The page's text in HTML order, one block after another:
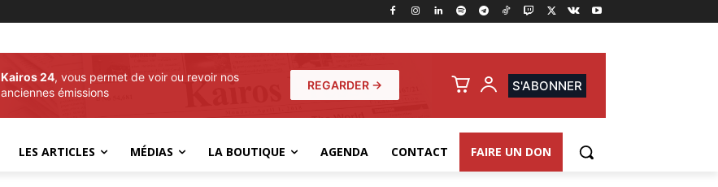
Kairos 24, vous permet de voir ou revoir nos
anciennes émissions
REGARDER → S'ABONNER
LES ARTICLES MÉDIAS LA BOUTIQUE AGENDA CONTACT FAIRE UN DON